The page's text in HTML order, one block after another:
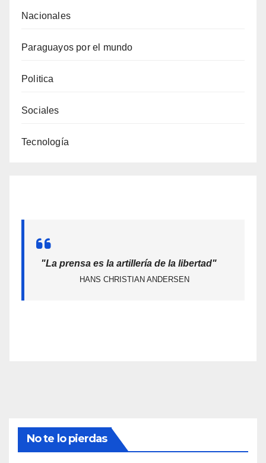
Nacionales
Paraguayos por el mundo
Politica
Sociales
Tecnología
"La prensa es la artillería de la libertad"
HANS CHRISTIAN ANDERSEN
No te lo pierdas